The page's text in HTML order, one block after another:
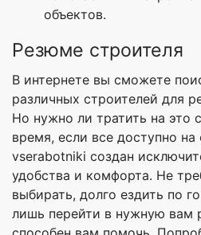
объектов.
Резюме строителя
В интернете вы сможете
различных строителей для
Но нужно ли тратить на это
время, если все доступно
vserabotniki создан
удобства и комфорта. Не
выбирать, долго ездить по
лишь перейти в нужную вам